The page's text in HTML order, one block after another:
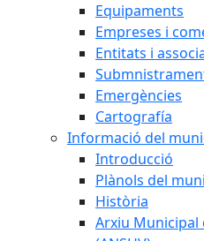
Equipaments
Empreses i
Entitats i
Emergències
Cartografía
Informació del
Introducció
Plànols del
Història
Arxiu Municipal